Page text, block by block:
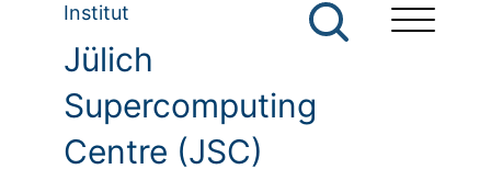
Institut
Jülich
Supercomputing
Centre (JSC)